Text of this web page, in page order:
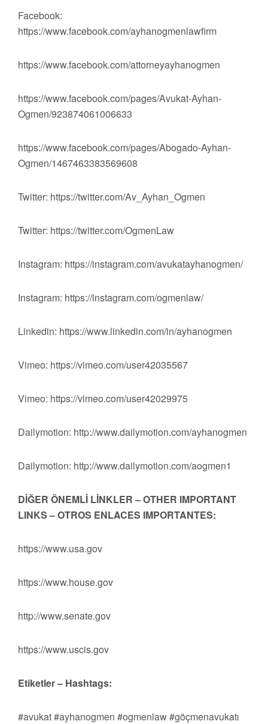
Facebook:
https://www.facebook.com/ayhanogmenlawfirm
https://www.facebook.com/attorneyayhanogmen
https://www.facebook.com/pages/Avukat-Ayhan-
Ogmen/923874061006633
https://www.facebook.com/pages/Abogado-Ayhan-
Ogmen/1467463383569608
Twitter: https://twitter.com/Av_Ayhan_Ogmen
Twitter: https://twitter.com/OgmenLaw
Instagram: https://instagram.com/avukatayhanogmen/
Instagram: https://instagram.com/ogmenlaw/
Linkedin: https://www.linkedin.com/in/ayhanogmen
Vimeo: https://vimeo.com/user42035567
Vimeo: https://vimeo.com/user42029975
Dailymotion: http://www.dailymotion.com/ayhanogmen
Dailymotion: http://www.dailymotion.com/aogmen1
DİĞER ÖNEMLİ LİNKLER – OTHER IMPORTANT
LINKS – OTROS ENLACES IMPORTANTES:
https://www.usa.gov
https://www.house.gov
http://www.senate.gov
https://www.uscis.gov
Etiketler – Hashtags:
#avukat #ayhanogmen #ogmenlaw #göçmenavukatı